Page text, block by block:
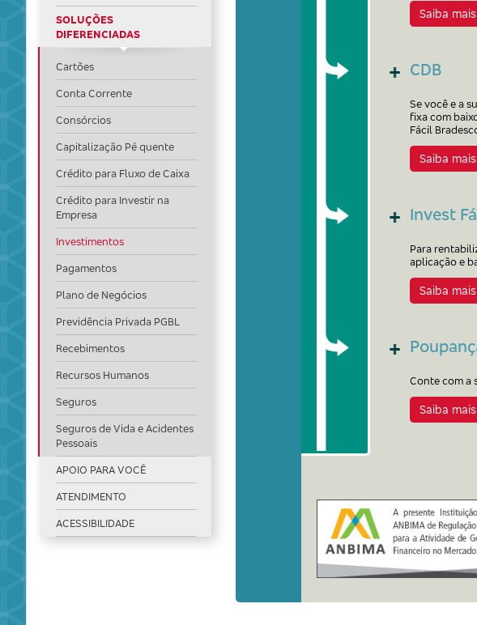
SOLUÇÕES
DIFERENCIADAS
Cartões
Conta Corrente
Consórcios
Capitalização Pé quente
Crédito para Fluxo de Caixa
Crédito para Investir na
Empresa
Investimentos
Pagamentos
Plano de Negócios
Previdência Privada PGBL
Recebimentos
Recursos Humanos
Seguros
Seguros de Vida e Acidentes
Pessoais
APOIO PARA VOCÊ
ATENDIMENTO
ACESSIBILIDADE
Saiba mais
CDB
Se você e a
fixa com
Fácil
Saiba mais
Invest
Para
aplicação e
Saiba mais
Conte com a
Saiba mais